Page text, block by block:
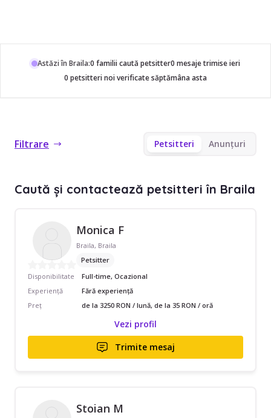
Astăzi în Braila:0 familii caută petsitter0 mesaje trimise ieri
0 petsitteri noi verificate săptămâna asta
Filtrare Petsitteri Anunțuri
Caută și contactează petsitteri în Braila
Monica F
Braila, Braila
Petsitter
Disponibilitate
Full-time, Ocazional
Experiență
Fără experiență
Preț
de la 3250 RON / lună, de la 35 RON / oră
Vezi profil
Trimite mesaj
Stoian M